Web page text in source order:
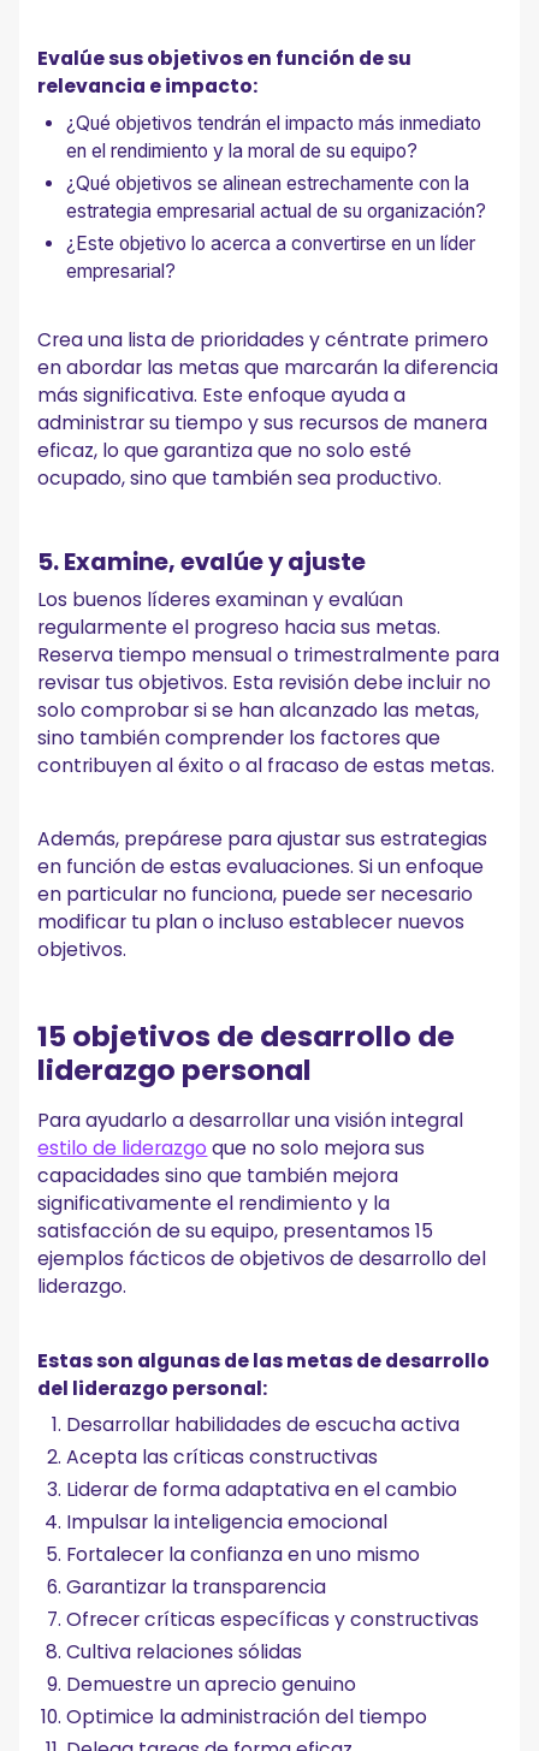
Evalúe sus objetivos en función de su
relevancia e impacto:
¿Qué objetivos tendrán el impacto más inmediato
en el rendimiento y la moral de su equipo?
¿Qué objetivos se alinean estrechamente con la
estrategia empresarial actual de su organización?
¿Este objetivo lo acerca a convertirse en un líder
empresarial?
Crea una lista de prioridades y céntrate primero
en abordar las metas que marcarán la diferencia
más significativa. Este enfoque ayuda a
administrar su tiempo y sus recursos de manera
eficaz, lo que garantiza que no solo esté
ocupado, sino que también sea productivo.
5. Examine, evalúe y ajuste
Los buenos líderes examinan y evalúan
regularmente el progreso hacia sus metas.
Reserva tiempo mensual o trimestralmente para
revisar tus objetivos. Esta revisión debe incluir no
solo comprobar si se han alcanzado las metas,
sino también comprender los factores que
contribuyen al éxito o al fracaso de estas metas.
Además, prepárese para ajustar sus estrategias
en función de estas evaluaciones. Si un enfoque
en particular no funciona, puede ser necesario
modificar tu plan o incluso establecer nuevos
objetivos.
15 objetivos de desarrollo de
liderazgo personal
Para ayudarlo a desarrollar una visión integral
estilo de liderazgo que no solo mejora sus
capacidades sino que también mejora
significativamente el rendimiento y la
satisfacción de su equipo, presentamos 15
ejemplos fácticos de objetivos de desarrollo del
liderazgo.
Estas son algunas de las metas de desarrollo
del liderazgo personal:
Desarrollar habilidades de escucha activa
Acepta las críticas constructivas
Liderar de forma adaptativa en el cambio
Impulsar la inteligencia emocional
Fortalecer la confianza en uno mismo
Garantizar la transparencia
Ofrecer críticas específicas y constructivas
Cultiva relaciones sólidas
Demuestre un aprecio genuino
Optimice la administración del tiempo